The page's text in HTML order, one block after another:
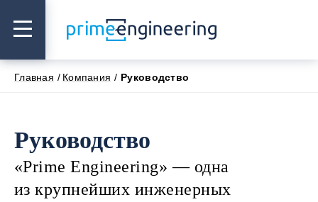
Главная Компания Руководство
Руководство
«Prime Engineering» — одна
из крупнейших инженерных